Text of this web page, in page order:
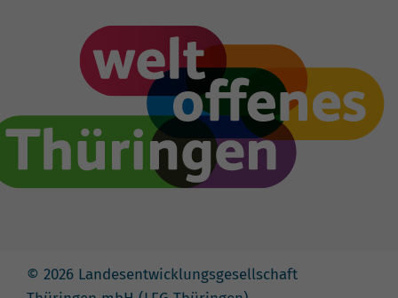
© 2026 Landesentwicklungsgesellschaft